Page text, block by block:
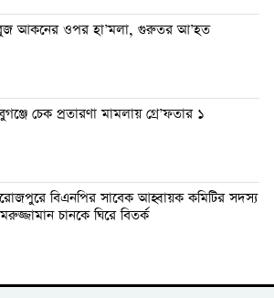
আকনের ওপর হা’মলা, গুরুতর আ’হত
চেক প্রতারণা মামলায় গ্রে’ফতার ১
বিএনপির সাবেক আহ্বায়ক কমিটির সদস্য
চানকে ঘিরে বিতর্ক